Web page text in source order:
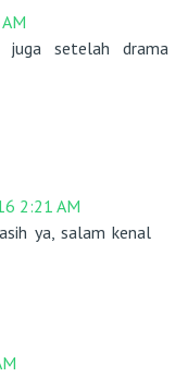
juga setelah drama
2:21 AM
ya, salam kenal